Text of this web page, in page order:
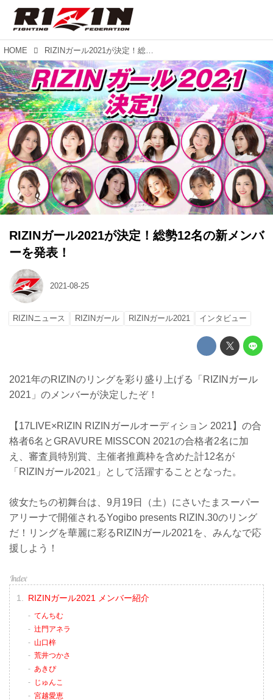
HOME RIZINガール2021が決定！総勢12名の新メンバーを発表！
RIZINガール2021が決定！総勢12名の新メンバ
ーを発表！
2021-08-25
RIZINニュース RIZINガール RIZINガール2021 インタビュー
2021年のRIZINのリングを彩り盛り上げる「RIZINガール
2021」のメンバーが決定したぞ！
【17LIVE×RIZIN RIZINガールオーディション 2021】の合
格者6名とGRAVURE MISSCON 2021の合格者2名に加
え、審査員特別賞、主催者推薦枠を含めた計12名が
「RIZINガール2021」として活躍することとなった。
彼女たちの初舞台は、9月19日（土）にさいたまスーパー
アリーナで開催されるYogibo presents RIZIN.30のリング
だ！リングを華麗に彩るRIZINガール2021を、みんなで応
援しよう！
RIZINガール2021 メンバー紹介
てんちむ
辻門アネラ
山口梓
荒井つかさ
あきぴ
じゅんこ
宮越愛恵